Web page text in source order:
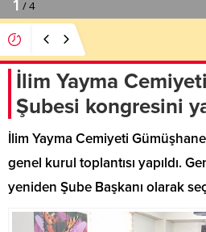
İlim Yayma
Şubesi kongresini
İlim Yayma Cemiyeti
genel kurul toplantısı yapıldı.
yeniden Şube Başkanı olarak